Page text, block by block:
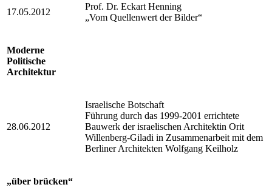
17.05.2012
Prof. Dr. Eckart Henning
„Vom Quellenwert der Bilder“
Moderne
Politische
Architektur
28.06.2012
Israelische Botschaft
Führung durch das 1999-2001 errichtete
Bauwerk der israelischen Architektin Orit
Willenberg-Giladi in Zusammenarbeit mit dem
Berliner Architekten Wolfgang Keilholz
„über brücken“